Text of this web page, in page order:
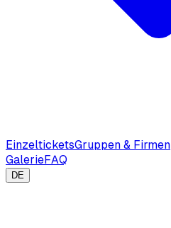
EinzelticketsGruppen & Firmen
GalerieFAQ
DE